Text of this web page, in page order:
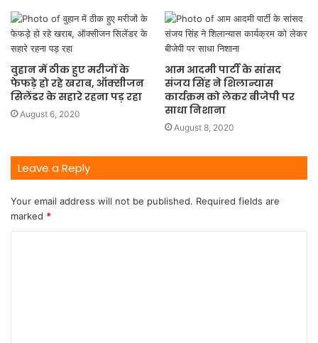
वुहान में ठीक हुए मरीजों के
फेफड़े हो रहे खराब, ऑक्सीजन
सिलेंडर के सहारे रहना पड़ रहा
August 6, 2020
आम आदमी पार्टी के सांसद
संजय सिंह ने शिलान्यास
कार्यक्रम को लेकर बीजेपी पर
साधा निशाना
August 8, 2020
Leave a Reply
Your email address will not be published. Required fields are
marked *